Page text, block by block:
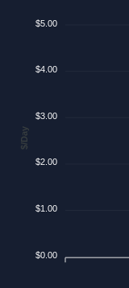
$5.00
$4.00
$3.00
$2.00
$1.00
$0.00
$/Day